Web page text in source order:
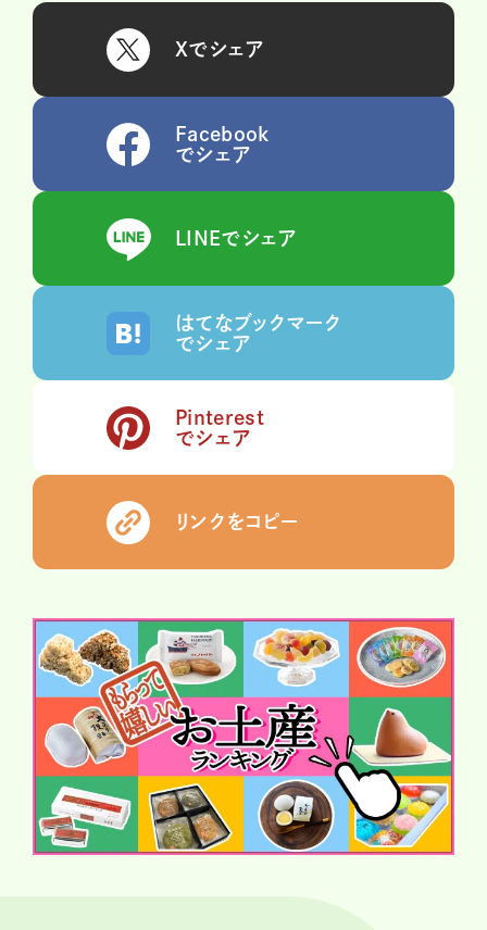
Xでシェア
Facebook
でシェア
LINEでシェア
はてなブックマーク
でシェア
Pinterest
でシェア
リンクをコピー